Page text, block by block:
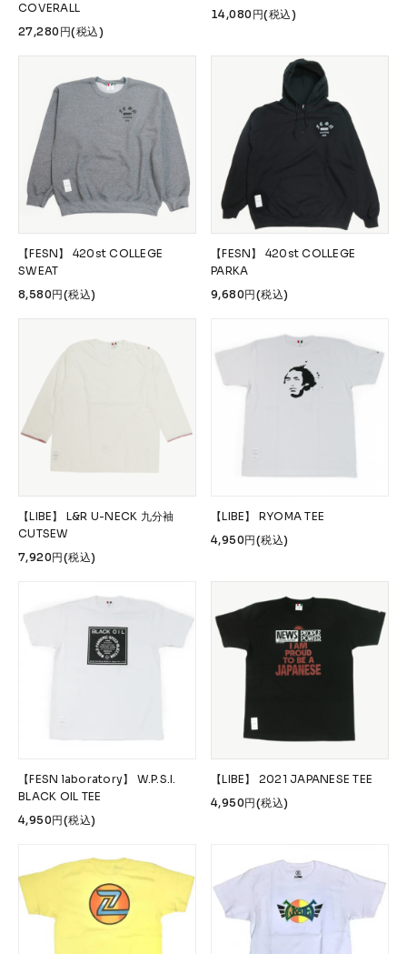
COVERALL
27,280円(税込)
14,080円(税込)
【FESN】 420st COLLEGE
SWEAT
8,580円(税込)
【FESN】 420st COLLEGE
PARKA
9,680円(税込)
【LIBE】 L&R U-NECK 九分袖
CUTSEW
7,920円(税込)
【LIBE】 RYOMA TEE
4,950円(税込)
【FESN laboratory】 W.P.S.I.
BLACK OIL TEE
4,950円(税込)
【LIBE】 2021 JAPANESE TEE
4,950円(税込)